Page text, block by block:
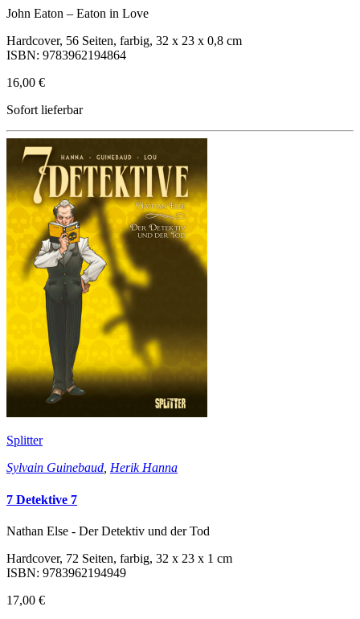
John Eaton – Eaton in Love
Hardcover, 56 Seiten, farbig, 32 x 23 x 0,8 cm
ISBN: 9783962194864
16,00 €
Sofort lieferbar
Splitter
Sylvain Guinebaud Herik Hanna
7 Detektive 7
Nathan Else - Der Detektiv und der Tod
Hardcover, 72 Seiten, farbig, 32 x 23 x 1 cm
ISBN: 9783962194949
17,00 €